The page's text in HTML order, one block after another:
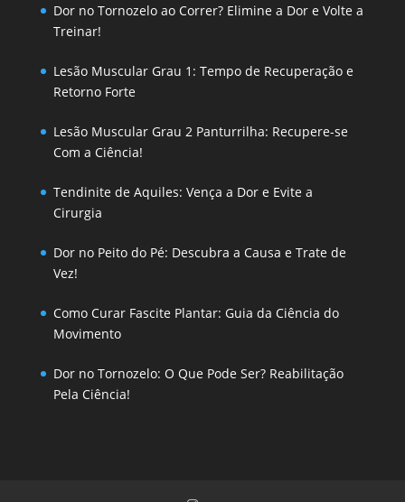
Dor no Tornozelo ao Correr? Elimine a Dor e Volte a
Treinar!
Lesão Muscular Grau 1: Tempo de Recuperação e
Retorno Forte
Lesão Muscular Grau 2 Panturrilha: Recupere-se
Com a Ciência!
Tendinite de Aquiles: Vença a Dor e Evite a
Cirurgia
Dor no Peito do Pé: Descubra a Causa e Trate de
Vez!
Como Curar Fascite Plantar: Guia da Ciência do
Movimento
Dor no Tornozelo: O Que Pode Ser? Reabilitação
Pela Ciência!